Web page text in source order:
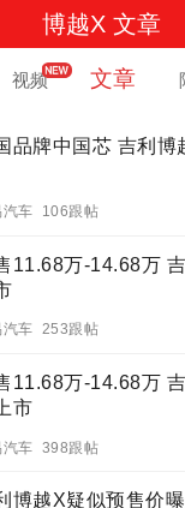
博越X 文章
视频 文章
品牌中国芯 吉利博
汽车 106跟帖
11.68万-14.68万
汽车 253跟帖
11.68万-14.68万
市
汽车 398跟帖
博越X疑似预售价